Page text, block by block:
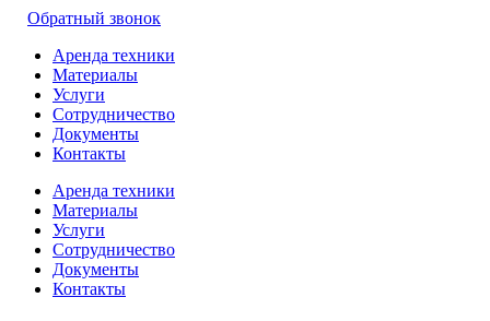
Обратный звонок
Аренда техники
Материалы
Услуги
Сотрудничество
Документы
Контакты
Аренда техники
Материалы
Услуги
Сотрудничество
Документы
Контакты